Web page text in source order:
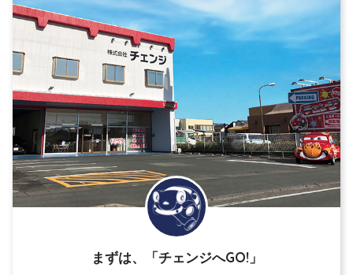
まずは、「チェンジへGO!」